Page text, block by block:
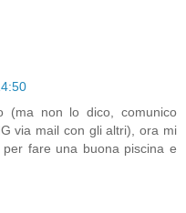
(ma non lo dico, comunico
via mail con gli altri), ora mi
fare una buona piscina e